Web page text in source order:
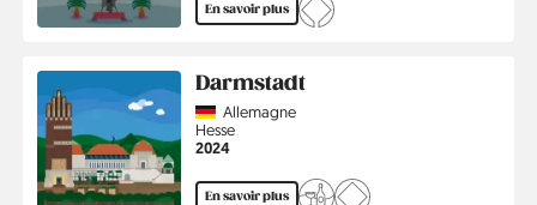
En savoir plus
Darmstadt
CountryAllemagne
Région
Hesse
Année
2024
En savoir plus